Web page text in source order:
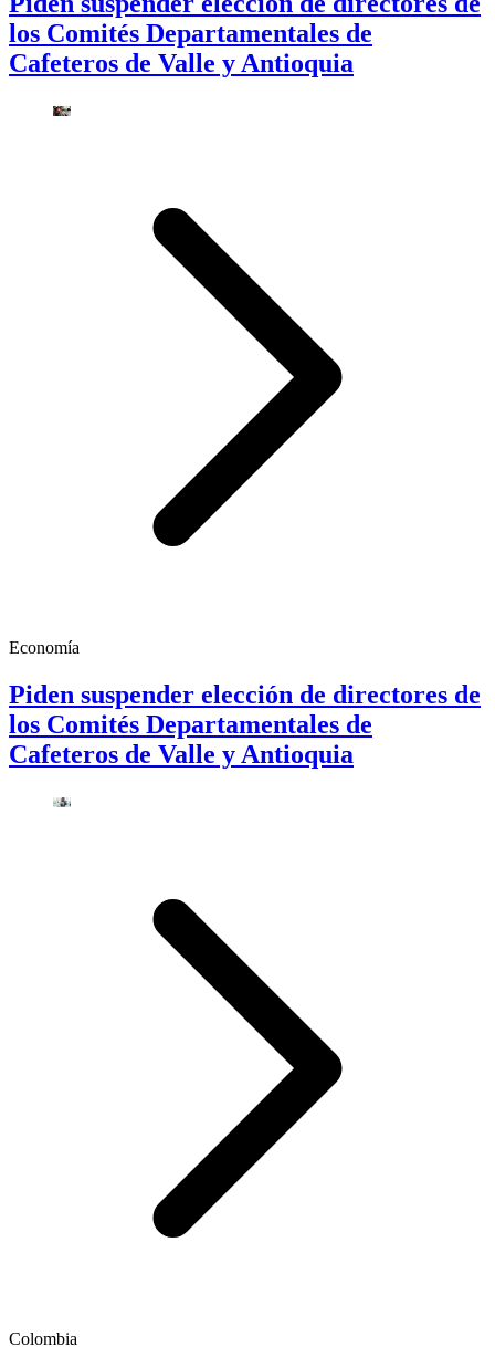
los Comités Departamentales de
Cafeteros de Valle y Antioquia
Economía
Piden suspender elección de directores de
los Comités Departamentales de
Cafeteros de Valle y Antioquia
Colombia